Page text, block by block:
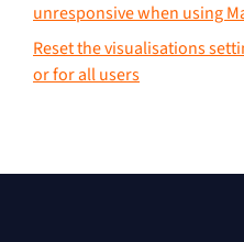
unresponsive when using
Reset the visualisations
or for all users